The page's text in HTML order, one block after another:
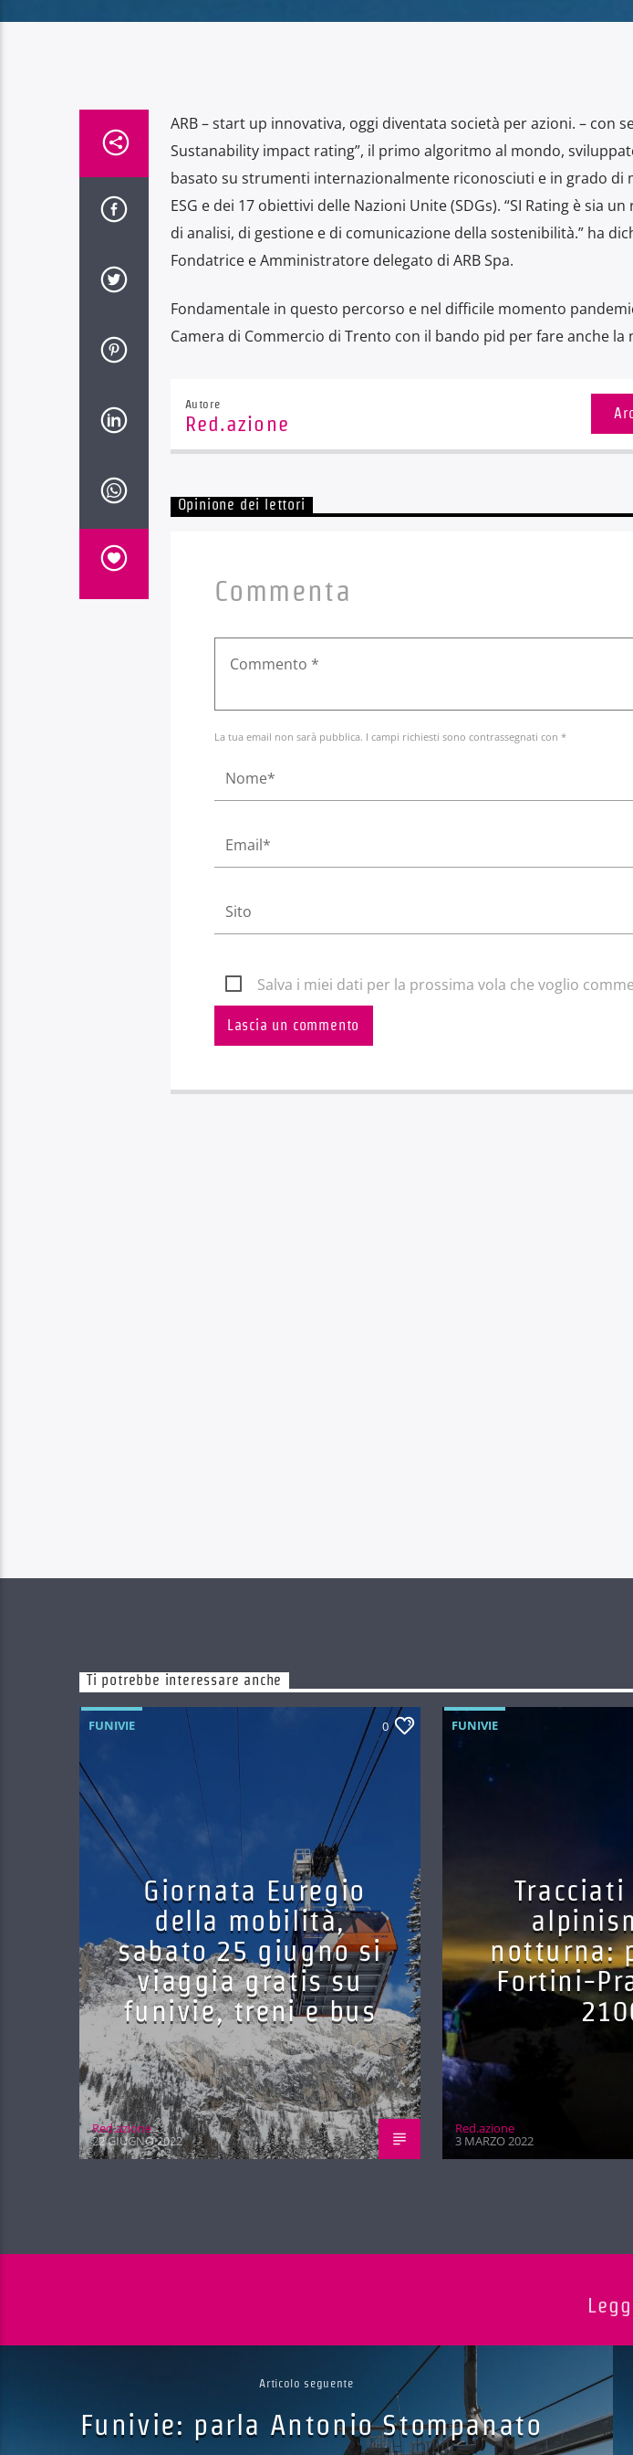
ARB – start up innovativa, oggi diventata società per azioni. – con
Sustanability impact rating”, il primo algoritmo al mondo,
basato su strumenti internazionalmente riconosciuti e in grado di
ESG e dei 17 obiettivi delle Nazioni Unite (SDGs). “SI Rating è sia
di analisi, di gestione e di comunicazione della sostenibilità.” ha
Fondatrice e Amministratore delegato di ARB Spa.
Fondamentale in questo percorso e nel difficile momento
Camera di Commercio di Trento con il bando pid per fare anche la
Autore
Red.azione
Opinione dei lettori
Commenta
La tua email non sarà pubblica. I campi richiesti sono contrassegnati con *
Salva i miei dati per la prossima vola che voglio
Ti potrebbe interessare anche
FUNIVIE 0
Giornata Euregio
della mobilità,
sabato 25 giugno si
viaggia gratis su
funivie, treni e bus
Red.azione
22 GIUGNO 2022
FUNIVIE
Tracciati
notturna:
Fortini-
Red.azione
3 MARZO 2022
Articolo seguente
Funivie: parla Antonio Stompanato